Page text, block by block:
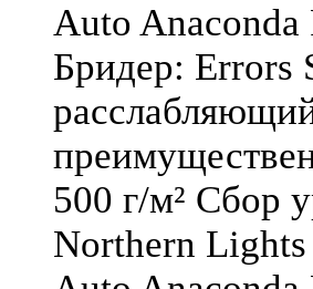
Auto Anaconda
Бридер: Errors
500 г/м² Сбор
Northern Lights